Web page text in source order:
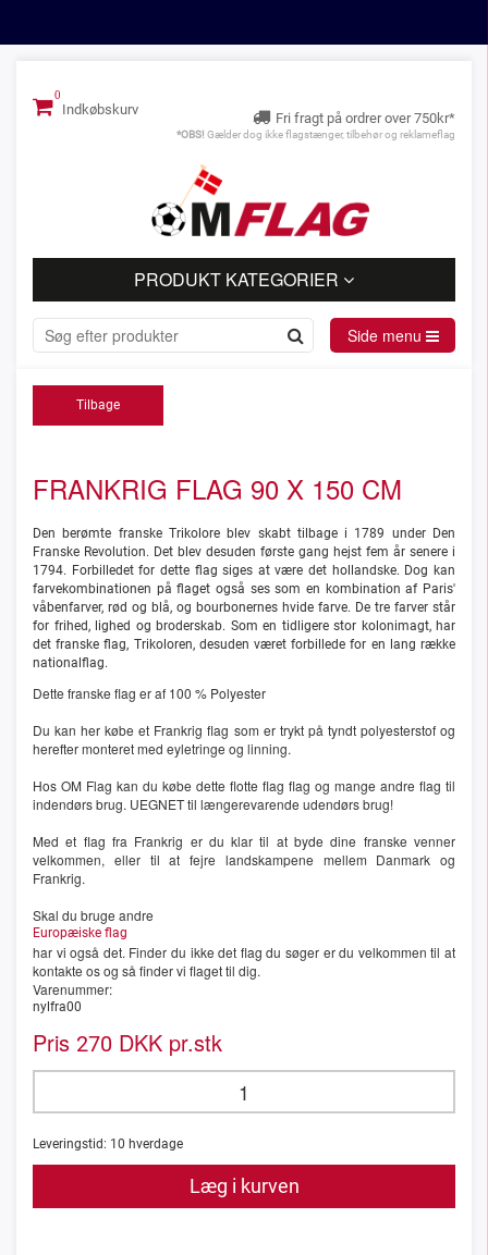
Indkøbskurv
Fri fragt på ordrer over 750kr*
*OBS! Gælder dog ikke flagstænger, tilbehør og reklameflag
PRODUKT KATEGORIER
Side menu
Tilbage
FRANKRIG FLAG 90 X 150 CM
Den berømte franske Trikolore blev skabt tilbage i 1789 under Den
Franske Revolution. Det blev desuden første gang hejst fem år senere i
1794. Forbilledet for dette flag siges at være det hollandske. Dog kan
farvekombinationen på flaget også ses som en kombination af Paris'
våbenfarver, rød og blå, og bourbonernes hvide farve. De tre farver står
for frihed, lighed og broderskab. Som en tidligere stor kolonimagt, har
det franske flag, Trikoloren, desuden været forbillede for en lang række
nationalflag.
Dette franske flag er af 100 % Polyester
Du kan her købe et Frankrig flag som er trykt på tyndt polyesterstof og
herefter monteret med eyletringe og linning.
Hos OM Flag kan du købe dette flotte flag flag og mange andre flag til
indendørs brug. UEGNET til længerevarende udendørs brug!
Med et flag fra Frankrig er du klar til at byde dine franske venner
velkommen, eller til at fejre landskampene mellem Danmark og
Frankrig.
Skal du bruge andre
Europæiske flag
har vi også det. Finder du ikke det flag du søger er du velkommen til at
kontakte os og så finder vi flaget til dig.
Varenummer:
nylfra00
Pris 270 DKK pr.stk
Leveringstid: 10 hverdage
Læg i kurven